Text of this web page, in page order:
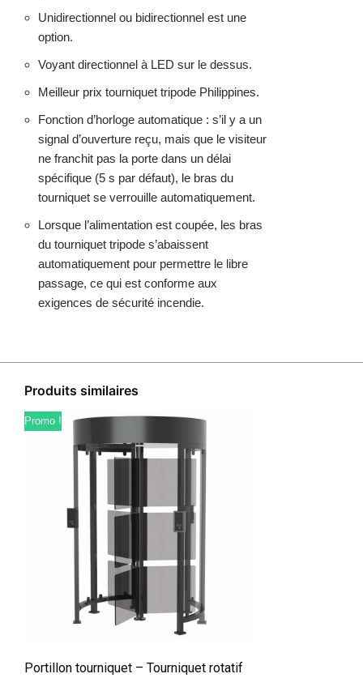
Unidirectionnel ou bidirectionnel est une
option.
Voyant directionnel à LED sur le dessus.
Meilleur prix tourniquet tripode Philippines.
Fonction d’horloge automatique : s’il y a un
signal d’ouverture reçu, mais que le visiteur
ne franchit pas la porte dans un délai
spécifique (5 s par défaut), le bras du
tourniquet se verrouille automatiquement.
Lorsque l’alimentation est coupée, les bras
du tourniquet tripode s’abaissent
automatiquement pour permettre le libre
passage, ce qui est conforme aux
exigences de sécurité incendie.
Produits similaires
Promo !
Portillon tourniquet – Tourniquet rotatif